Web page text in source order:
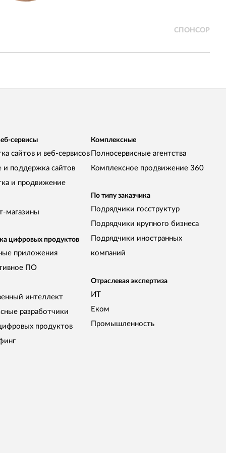
СПОНСОР
сервисы
сайтов и веб-сервисов
и поддержка сайтов
и продвижение
магазины
цифровых продуктов
приложения
ПО
интеллект
разработчики
продуктов
Комплексные
Полносервисные агентства
Комплексное продвижение 360
По типу заказчика
Подрядчики госструктур
Подрядчики крупного бизнеса
Подрядчики иностранных
компаний
Отраслевая экспертиза
ИТ
Еком
Промышленность